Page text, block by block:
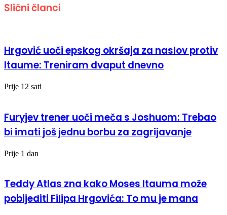
Slični članci
Hrgović uoči epskog okršaja za naslov protiv
Itaume: Treniram dvaput dnevno
Prije 12 sati
Furyjev trener uoči meča s Joshuom: Trebao
bi imati još jednu borbu za zagrijavanje
Prije 1 dan
Teddy Atlas zna kako Moses Itauma može
pobijediti Filipa Hrgovića: To mu je mana